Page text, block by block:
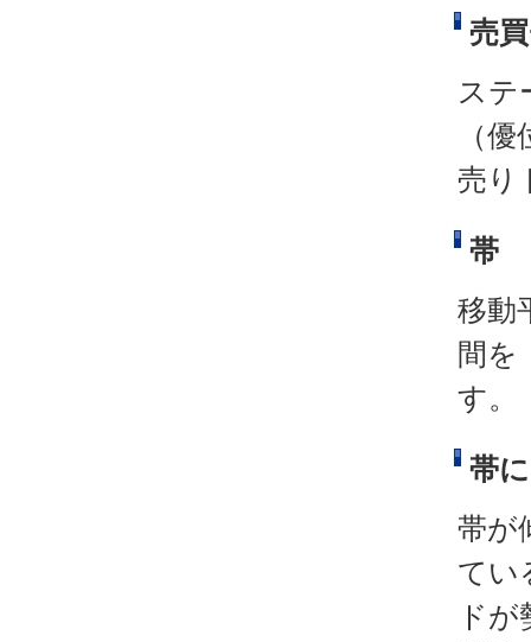
売
ステ
（
売り
帯
移動
間を
す。
帯
帯が
てい
ド